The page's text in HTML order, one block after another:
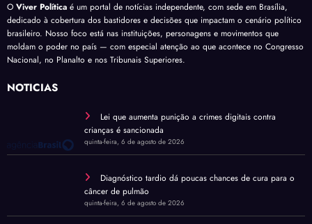
O Viver Política é um portal de notícias independente, com sede em Brasília,
dedicado à cobertura dos bastidores e decisões que impactam o cenário político
brasileiro. Nosso foco está nas instituições, personagens e movimentos que
moldam o poder no país — com especial atenção ao que acontece no Congresso
Nacional, no Planalto e nos Tribunais Superiores.
NOTÍCIAS
Lei que aumenta punição a crimes digitais contra
crianças é sancionada
quinta-feira, 6 de agosto de 2026
Diagnóstico tardio dá poucas chances de cura para o
câncer de pulmão
quinta-feira, 6 de agosto de 2026